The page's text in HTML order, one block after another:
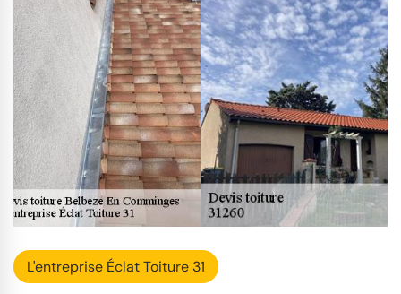
L'entreprise Éclat Toiture 31